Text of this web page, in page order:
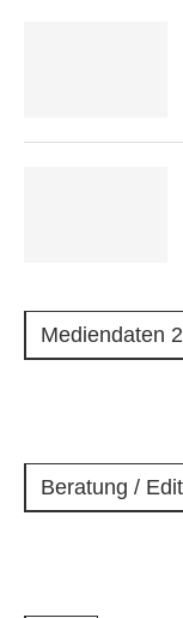
Mediendaten
Beratung /